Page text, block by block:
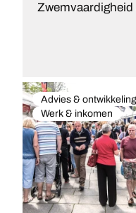
Advies & ontwikkeling
Werk & inkomen